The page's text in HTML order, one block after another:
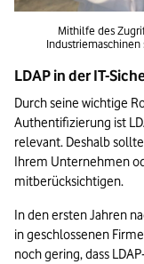
Mithilfe des
LDAP in der IT-
Durch seine wichtige
Authentifizierung ist
relevant. Deshalb
Ihrem Unternehmen
mitberücksichtigen.
In den ersten Jahren
in geschlossenen
noch gering, dass